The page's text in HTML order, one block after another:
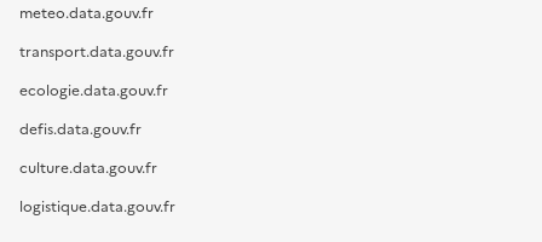
meteo.data.gouv.fr
transport.data.gouv.fr
ecologie.data.gouv.fr
defis.data.gouv.fr
culture.data.gouv.fr
logistique.data.gouv.fr